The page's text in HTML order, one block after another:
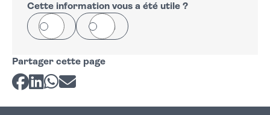
Cette information vous a été utile ?
Oui Non
Partager cette page
Partager sur Facebook
Partager sur LinkedIn
Partager sur Whatsapp
Partager par courriel